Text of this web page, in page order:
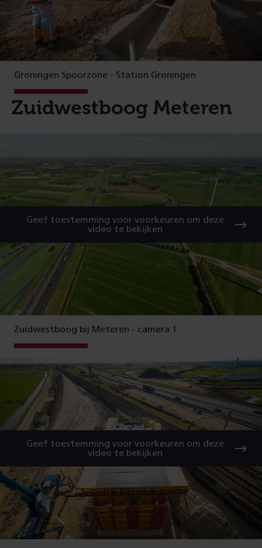
Groningen Spoorzone - Station Groningen
Zuidwestboog Meteren
Zuidwestboog bij Meteren - camera 1
Geef toestemming voor voorkeuren om deze
video te bekijken
Geef toestemming voor voorkeuren om deze
video te bekijken